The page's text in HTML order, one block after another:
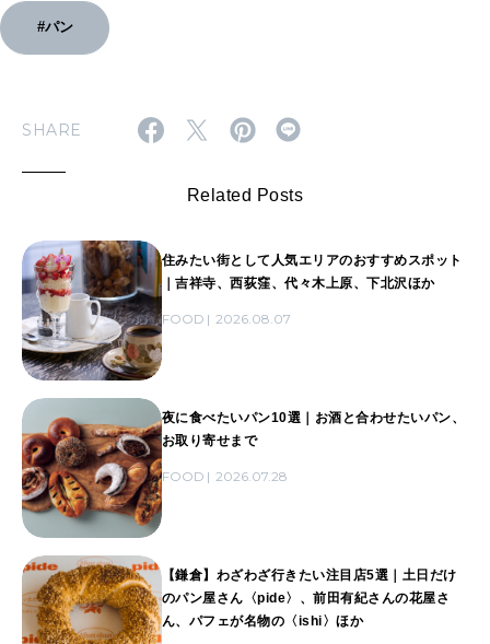
#パン
SHARE
Related Posts
住みたい街として人気エリアのおすすめスポット
｜吉祥寺、西荻窪、代々木上原、下北沢ほか
FOOD 2026.08.07
夜に食べたいパン10選｜お酒と合わせたいパン、
お取り寄せまで
FOOD 2026.07.28
【鎌倉】わざわざ行きたい注目店5選｜土日だけ
のパン屋さん〈pide〉、前田有紀さんの花屋さ
ん、パフェが名物の〈ishi〉ほか